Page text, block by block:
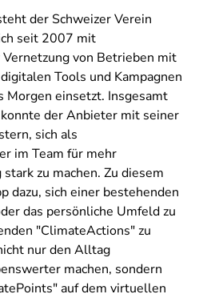
der Schweizer Verein
seit 2007 mit
von Betrieben mit
Tools und Kampagnen
Morgen einsetzt. Insgesamt
der Anbieter mit seiner
sich als
im Team für mehr
zu machen. Zu diesem
dazu, sich einer bestehenden
das persönliche Umfeld zu
"ClimateActions" zu
nur den Alltag
machen, sondern
auf dem virtuellen